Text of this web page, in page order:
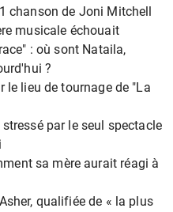
chanson de Joni Mitchell
musicale échouait
: où sont Nataila,
?
le lieu de tournage de "La
par le seul spectacle
sa mère aurait réagi à
qualifiée de « la plus